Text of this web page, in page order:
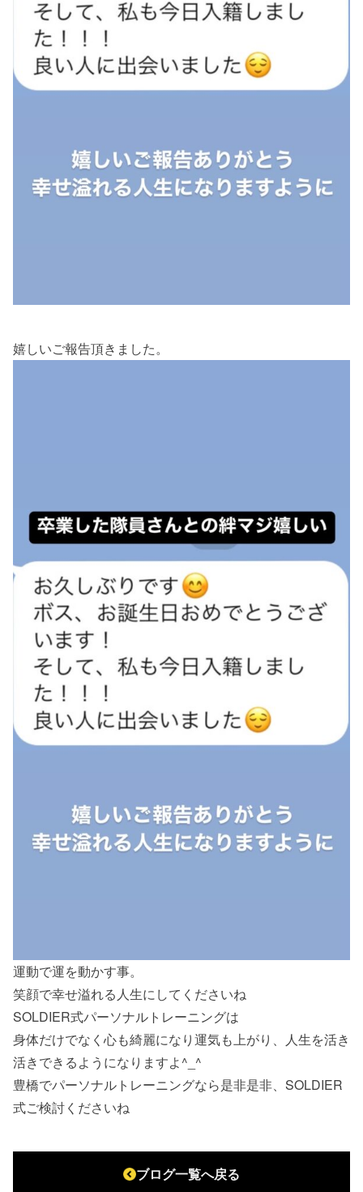
嬉しいご報告頂きました。
運動で運を動かす事。
笑顔で幸せ溢れる人生にしてくださいね
SOLDIER式パーソナルトレーニングは
身体だけでなく心も綺麗になり運気も上がり、人生を活き
活きできるようになりますよ^_^
豊橋でパーソナルトレーニングなら是非是非、SOLDIER
式ご検討くださいね
ブログ一覧へ戻る